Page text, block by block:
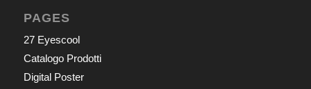
PAGES
27 Eyescool
Catalogo Prodotti
Digital Poster